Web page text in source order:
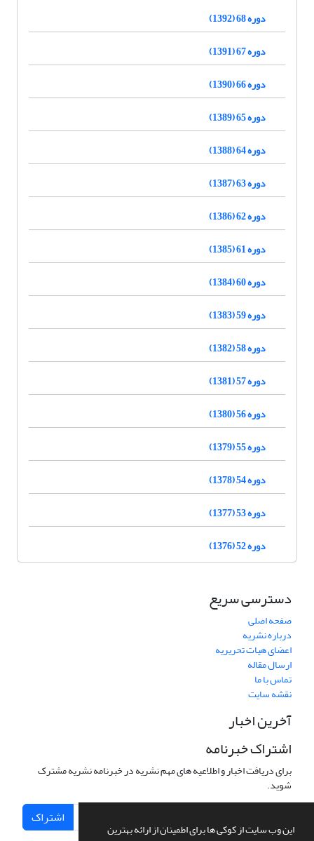
این وب سایت از کوکی ها برای اطمینان از ارائه بهترین
دوره 68 (1392)
دوره 67 (1391)
دوره 66 (1390)
دوره 65 (1389)
دوره 64 (1388)
دوره 63 (1387)
دوره 62 (1386)
دوره 61 (1385)
دوره 60 (1384)
دوره 59 (1383)
دوره 58 (1382)
دوره 57 (1381)
دوره 56 (1380)
دوره 55 (1379)
دوره 54 (1378)
دوره 53 (1377)
دوره 52 (1376)
دسترسی سریع
صفحه اصلی
درباره نشریه
اعضای هیات تحریریه
ارسال مقاله
تماس با ما
نقشه سایت
آخرین اخبار
اشتراک خبرنامه
برای دریافت اخبار و اطلاعیه های مهم نشریه در خبرنامه نشریه مشترک
شوید.
اشتراک